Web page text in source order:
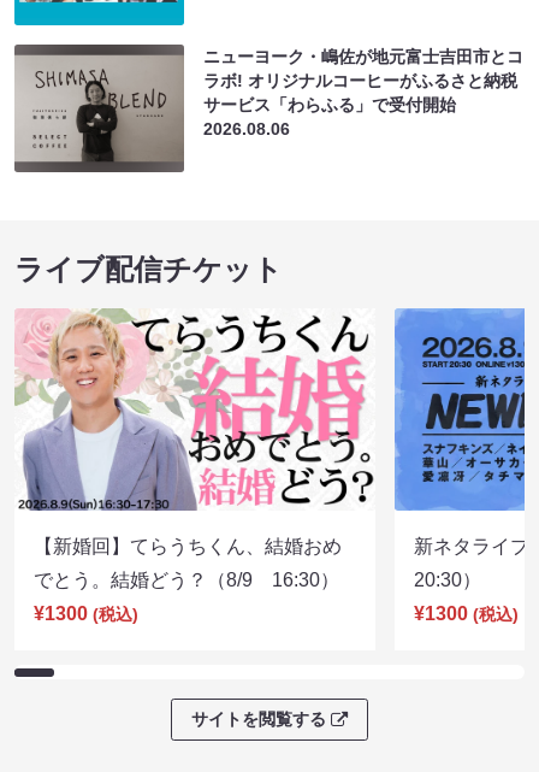
ニューヨーク・嶋佐が地元富士吉田市とコ
ラボ! オリジナルコーヒーがふるさと納税
サービス「わらふる」で受付開始
2026.08.06
ライブ配信チケット
【新婚回】てらうちくん、結婚おめ
でとう。結婚どう？（8/9 16:30）
¥1300 (税込)
新ネタライ
20:30）
¥1300 (税込)
サイトを閲覧する